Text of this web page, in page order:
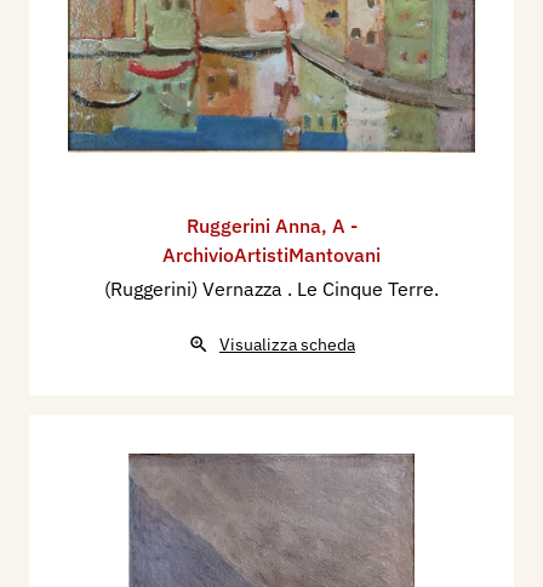
Ruggerini Anna, A -
ArchivioArtistiMantovani
(Ruggerini) Vernazza . Le Cinque Terre.
Visualizza scheda